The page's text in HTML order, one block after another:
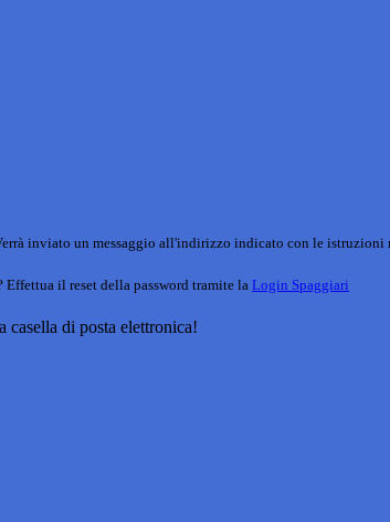
inviato un messaggio all'indirizzo indicato con le istruzioni
Effettua il reset della password tramite la Login Spaggiari
casella di posta elettronica!